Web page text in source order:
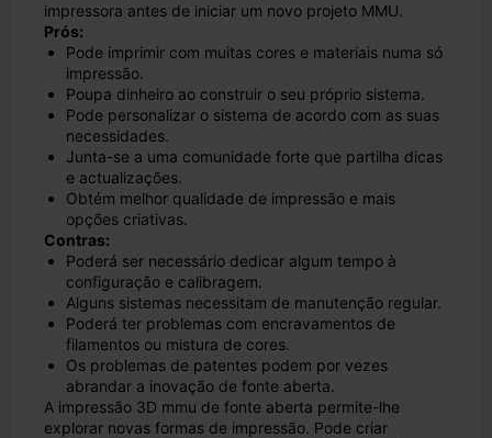
impressora antes de iniciar um novo projeto MMU.
Prós:
Pode imprimir com muitas cores e materiais numa só
impressão.
Poupa dinheiro ao construir o seu próprio sistema.
Pode personalizar o sistema de acordo com as suas
necessidades.
Junta-se a uma comunidade forte que partilha dicas
e actualizações.
Obtém melhor qualidade de impressão e mais
opções criativas.
Contras:
Poderá ser necessário dedicar algum tempo à
configuração e calibragem.
Alguns sistemas necessitam de manutenção regular.
Poderá ter problemas com encravamentos de
filamentos ou mistura de cores.
Os problemas de patentes podem por vezes
abrandar a inovação de fonte aberta.
A impressão 3D mmu de fonte aberta permite-lhe
explorar novas formas de impressão. Pode criar